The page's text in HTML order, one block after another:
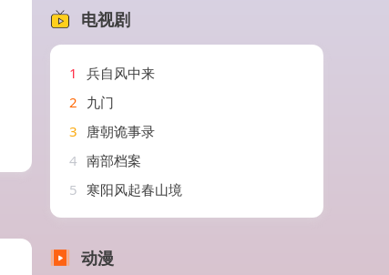
电视剧
1
兵自风中来
2 九门
3 唐朝诡事录
4 南部档案
5 寒阳风起春山境
动漫